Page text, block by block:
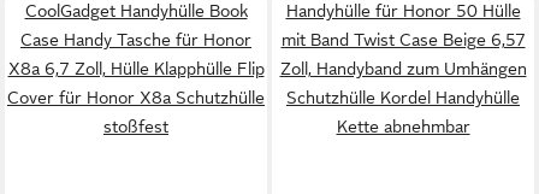
CoolGadget Handyhülle Book
Case Handy Tasche für Honor
X8a 6,7 Zoll, Hülle Klapphülle Flip
Cover für Honor X8a Schutzhülle
stoßfest
Handyhülle für Honor 50 Hülle
mit Band Twist Case Beige 6,57
Zoll, Handyband zum Umhängen
Schutzhülle Kordel Handyhülle
Kette abnehmbar